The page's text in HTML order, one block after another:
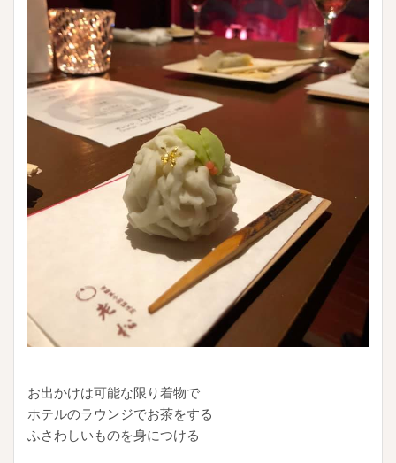
お出かけは可能な限り着物で
ホテルのラウンジでお茶をする
ふさわしいものを身につける